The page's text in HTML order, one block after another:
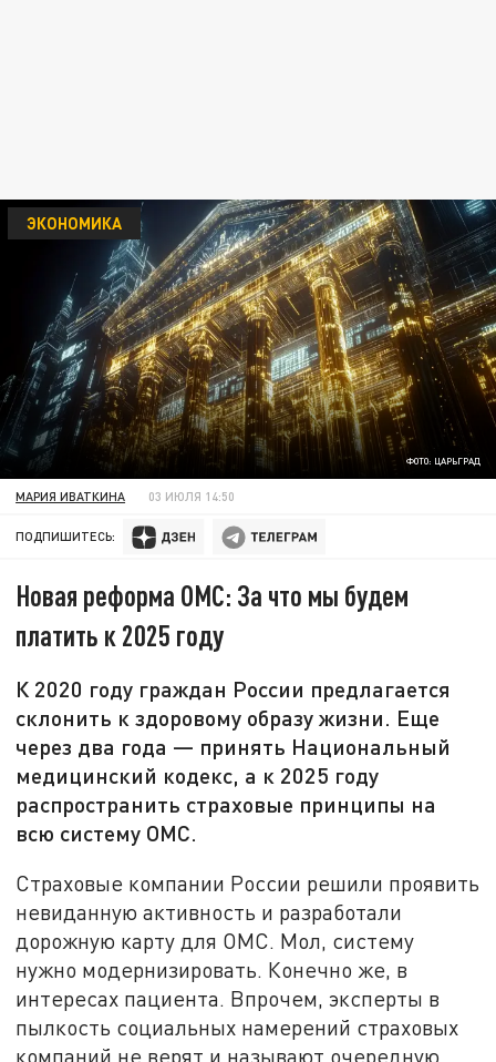
ФОТО: ЦАРЬГРАД
ЭКОНОМИКА
МАРИЯ ИВАТКИНА 03 ИЮЛЯ 14:50
ПОДПИШИТЕСЬ:
Новая реформа ОМС: За что мы будем
платить к 2025 году
К 2020 году граждан России предлагается
склонить к здоровому образу жизни. Еще
через два года — принять Национальный
медицинский кодекс, а к 2025 году
распространить страховые принципы на
всю систему ОМС.
Страховые компании России решили проявить
невиданную активность и разработали
дорожную карту для ОМС. Мол, систему
нужно модернизировать. Конечно же, в
интересах пациента. Впрочем, эксперты в
пылкость социальных намерений страховых
компаний не верят и называют очередную